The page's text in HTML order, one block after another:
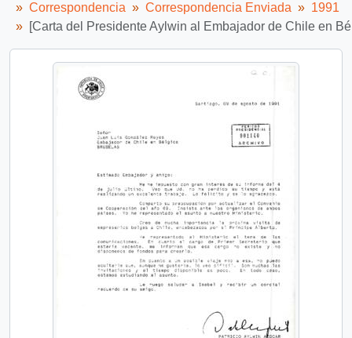
Correspondencia
Correspondencia Enviada
1991
[Carta del Presidente Aylwin al Embajador de Chile en